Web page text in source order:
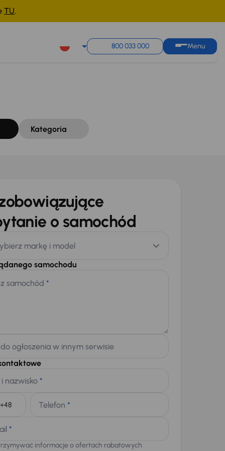
TU.
800 033 000 Menu
Kategoria
o samochód
markę i model
samochodu
samochód *
ogłoszenia w innym serwisie
nazwisko *
Telefon *
*
informacje o ofertach rabatowych